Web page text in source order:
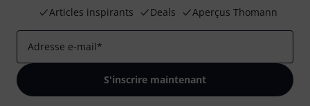
Articles inspirants
Deals Aperçus Thomann
Adresse e-mail*
S'inscrire maintenant